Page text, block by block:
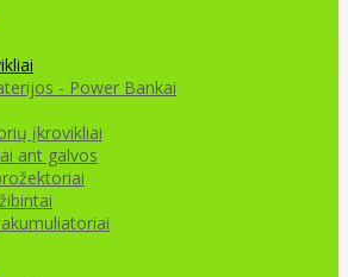
- Power Bankai
įkrovikliai
ant galvos